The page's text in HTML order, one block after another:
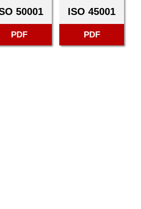
50001
PDF
ISO 45001
PDF